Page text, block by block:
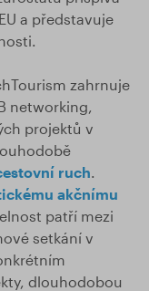
a představuje
zahrnuje
networking,
projektů v
ruch
akčnímu
patří mezi
setkání v
dlouhodobou